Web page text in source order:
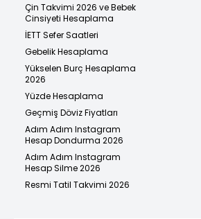
Çin Takvimi 2026 ve Bebek
Cinsiyeti Hesaplama
İETT Sefer Saatleri
Gebelik Hesaplama
Yükselen Burç Hesaplama
2026
Yüzde Hesaplama
Geçmiş Döviz Fiyatları
Adım Adım Instagram
Hesap Dondurma 2026
Adım Adım Instagram
Hesap Silme 2026
Resmi Tatil Takvimi 2026